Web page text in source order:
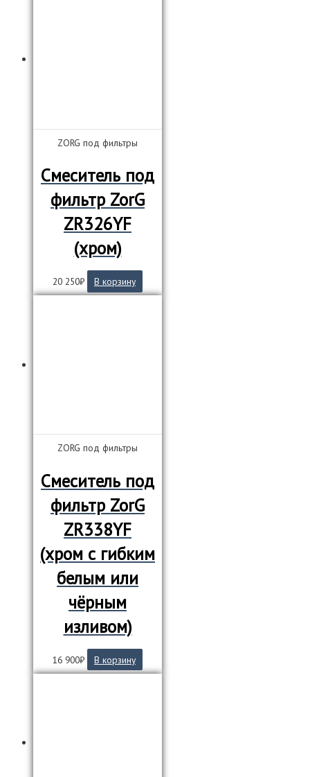
ZORG под фильтры
Смеситель под
фильтр ZorG
ZR326YF
(хром)
20 250₽ В корзину
ZORG под фильтры
Смеситель под
фильтр ZorG
ZR338YF
(хром с гибким
белым или
чёрным
изливом)
16 900₽ В корзину